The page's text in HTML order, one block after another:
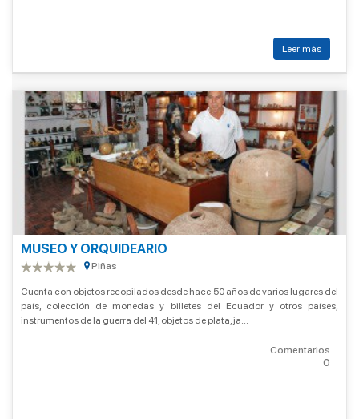
Leer más
MUSEO Y ORQUIDEARIO
Piñas
Cuenta con objetos recopilados desde hace 50 años de varios lugares del
país, colección de monedas y billetes del Ecuador y otros países,
instrumentos de la guerra del 41, objetos de plata, ja...
Comentarios
0